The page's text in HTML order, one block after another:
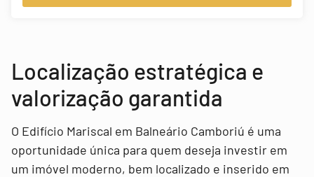
Localização estratégica e
valorização garantida
O Edifício Mariscal em Balneário Camboriú é uma
oportunidade única para quem deseja investir em
um imóvel moderno, bem localizado e inserido em